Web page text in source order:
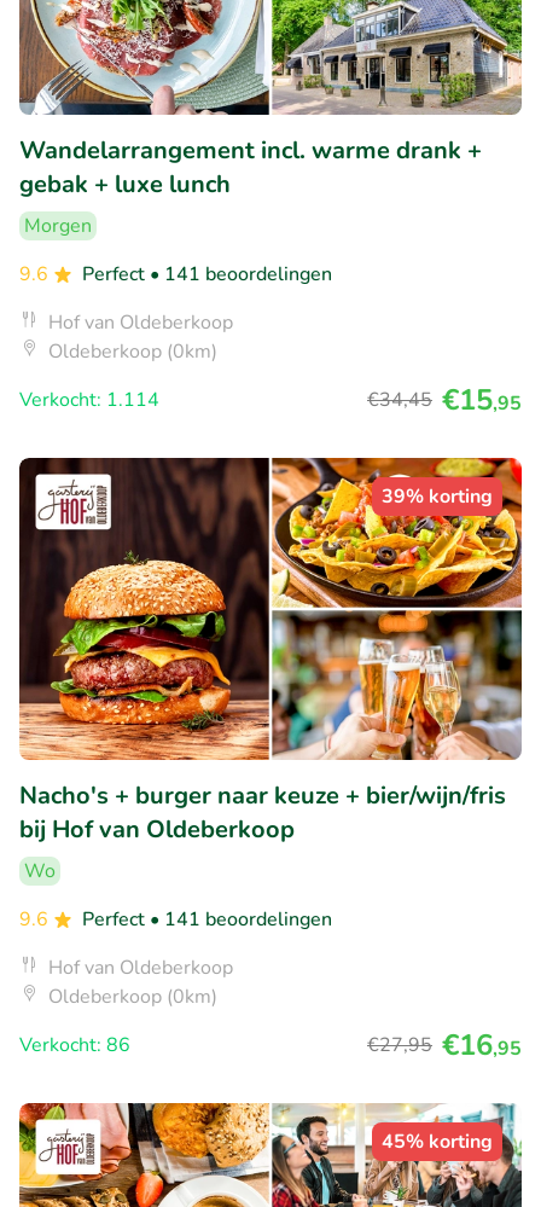
Wandelarrangement incl. warme drank +
gebak + luxe lunch
Morgen
9.6
Perfect • 141 beoordelingen
Hof van Oldeberkoop
Oldeberkoop (0km)
Verkocht: 1.114
€34,45 €15,95
39% korting
Nacho's + burger naar keuze + bier/wijn/fris
bij Hof van Oldeberkoop
Wo
9.6
Perfect • 141 beoordelingen
Hof van Oldeberkoop
Oldeberkoop (0km)
Verkocht: 86
€27,95 €16,95
45% korting